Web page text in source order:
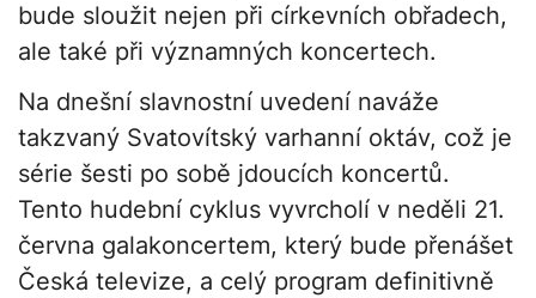
bude sloužit nejen při církevních obřadech,
ale také při významných koncertech.
Na dnešní slavnostní uvedení naváže
takzvaný Svatovítský varhanní oktáv, což je
série šesti po sobě jdoucích koncertů.
Tento hudební cyklus vyvrcholí v neděli 21.
června galakoncertem, který bude přenášet
Česká televize, a celý program definitivně